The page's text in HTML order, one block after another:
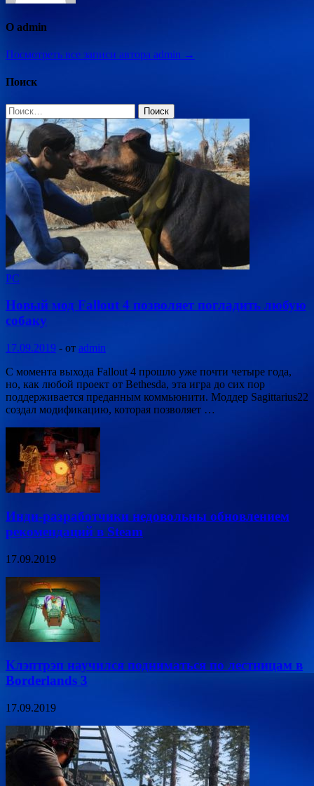
О admin
Посмотреть все записи автора admin →
Поиск
Найти:
PC
Новый мод Fallout 4 позволяет погладить любую
собаку
17.09.2019 - от admin
С момента выхода Fallout 4 прошло уже почти четыре года,
но, как любой проект от Bethesda, эта игра до сих пор
поддерживается преданным коммьюнити. Моддер Sagittarius22
создал модификацию, которая позволяет …
Инди-разработчики недовольны обновлением
рекомендаций в Steam
17.09.2019
Клэптрэп научился подниматься по лестницам в
Borderlands 3
17.09.2019